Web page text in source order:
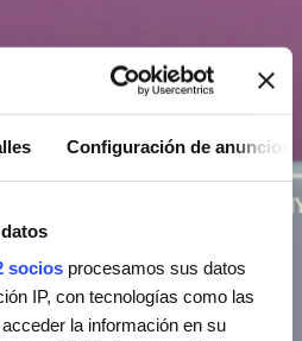
Configuración de anuncios
socios procesamos sus datos
IP, con tecnologías como las
la información en su